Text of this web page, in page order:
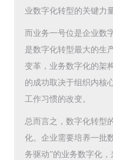
业数字化转型的关键力
而业务一号位是企业数
是数字化转型最大的生
变革，业务数字化的架
的成功取决于组织内核
工作习惯的改变。
总而言之，数字化转型
化。企业需要培养一批
务驱动”的业务数字化